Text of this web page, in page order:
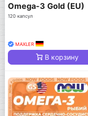
Omega-3 Gold (EU)
120 капсул
MAXLER
В корзину